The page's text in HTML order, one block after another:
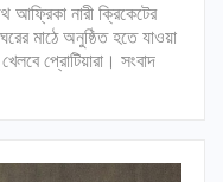
আফ্রিকা নারী ক্রিকেটের
মাঠে অনুষ্ঠিত হতে যাওয়া
প্রোটিয়ারা। সংবাদ